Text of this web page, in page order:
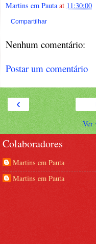
Martins em Pauta at 11:30:00
Compartilhar
Nenhum comentário:
Postar um comentário
‹
Ver
Colaboradores
Martins em Pauta
Martins em Pauta